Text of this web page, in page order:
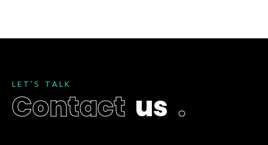
L E T ' S T A L K
Contact us .